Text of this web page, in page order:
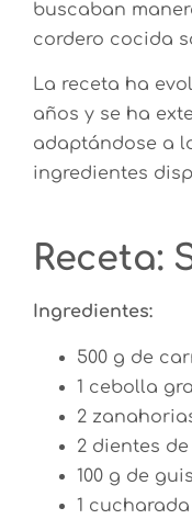
buscaban
cordero cocida
La receta ha
años y se ha
adaptándose a
ingredientes
Receta:
Ingredientes:
500 g de
1 cebolla
2
2 dientes
100 g de
1